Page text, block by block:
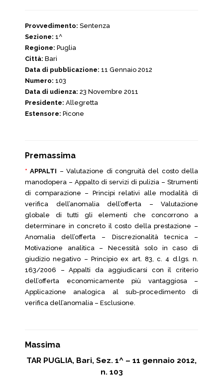
Provvedimento: Sentenza
Sezione: 1^
Regione: Puglia
Città: Bari
Data di pubblicazione: 11 Gennaio 2012
Numero: 103
Data di udienza: 23 Novembre 2011
Presidente: Allegretta
Estensore: Picone
Premassima
* APPALTI – Valutazione di congruità del costo della
manodopera – Appalto di servizi di pulizia – Strumenti
di comparazione – Principi relativi alle modalità di
verifica dell’anomalia dell’offerta – Valutazione
globale di tutti gli elementi che concorrono a
determinare in concreto il costo della prestazione –
Anomalia dell’offerta – Discrezionalità tecnica –
Motivazione analitica – Necessità solo in caso di
giudizio negativo – Principio ex art. 83, c. 4 d.lgs. n.
163/2006 – Appalti da aggiudicarsi con il criterio
dell’offerta economicamente più vantaggiosa –
Applicazione analogica al sub-procedimento di
verifica dell’anomalia – Esclusione.
Massima
TAR PUGLIA, Bari, Sez. 1^ – 11 gennaio 2012,
n. 103